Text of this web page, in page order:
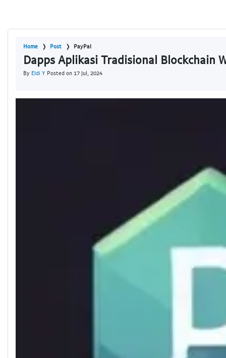
Home Post PayPal
Dapps Aplikasi Tradisional Blockchain
By Eldi Y Posted on 17 Jul, 2024